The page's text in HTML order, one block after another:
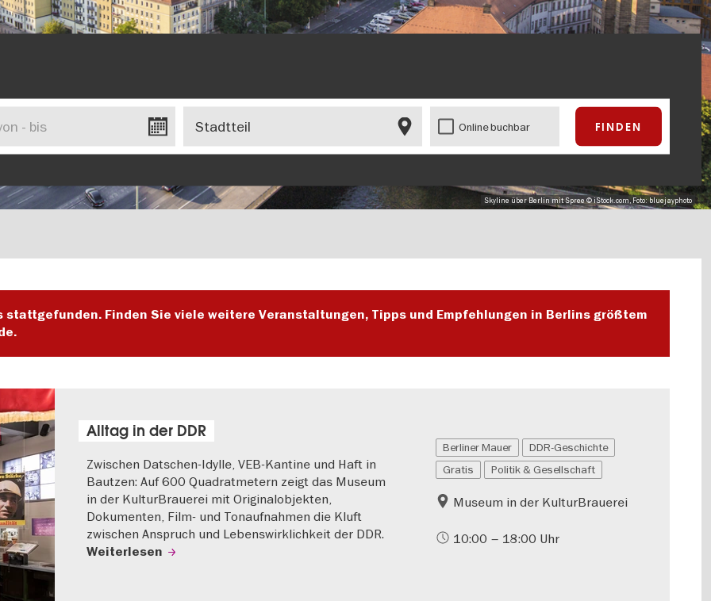
Skyline über Berlin mit Spree © iStock.com, Foto: bluejayphoto
Online buchbar
Finden Sie viele weitere Veranstaltungen, Tipps und Empfehlungen in Berlins größtem
Alltag in der DDR
Zwischen Datschen-Idylle, VEB-Kantine und Haft in
Bautzen: Auf 600 Quadratmetern zeigt das Museum
in der KulturBrauerei mit Originalobjekten,
Dokumenten, Film- und Tonaufnahmen die Kluft
zwischen Anspruch und Lebenswirklichkeit der DDR.
Weiterlesen
Berliner Mauer
DDR-Geschichte
Gratis
Politik & Gesellschaft
Museum in der KulturBrauerei
10:00 – 18:00 Uhr